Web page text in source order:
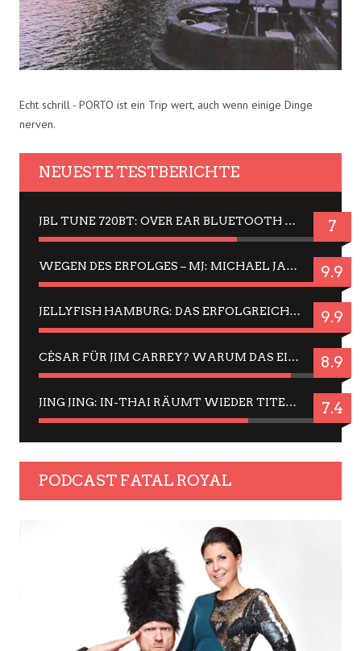
Echt schrill - PORTO ist ein Trip wert, auch wenn einige Dinge
nerven.
NEUESTE TESTBERICHTE
JBL TUNE 720BT: OVER EAR BLUETOOTH KOPFHÖRER UM DIE 50,-€ IM DAUER-TEST 7
WEGEN DES ERFOLGES – MJ: MICHAEL JACKSON MUSICAL IN EINER MATINEE SEHEN 9.9
JELLYFISH HAMBURG: DAS ERFOLGREICHE SOMMER-MENÜ 2025 IN GEFÜHLEN UND BILDERN 9.9
CÉSAR FÜR JIM CARREY? WARUM DAS EINER DER NERVIGSTEN ACTORS IST UND BLEIBT 8.9
JING JING: IN-THAI RÄUMT WIEDER TITEL AB – EIN ZWEI-STUNDEN-ERLEBNISBERICHT 7.4
PODCAST FATAL ROYAL